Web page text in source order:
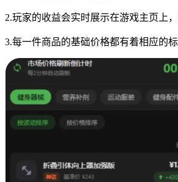
2.玩家的收益会实时展示在游戏主页上
3.每一件商品的基础价格都有着相应的